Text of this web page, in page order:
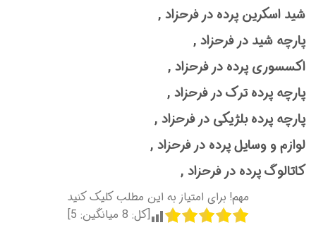
شید اسکرین پرده در فرحزاد ,
پارچه شید در فرحزاد ,
اکسسوری پرده در فرحزاد ,
پارچه پرده ترک در فرحزاد ,
پارچه پرده بلژیکی در فرحزاد ,
لوازم و وسایل پرده در فرحزاد ,
کاتالوگ پرده در فرحزاد ,
مهم! برای امتیاز به این مطلب کلیک کنید
[کل: 8 میانگین: 5
]